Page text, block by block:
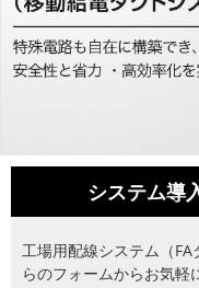
システム導
工場用配線システム（
らのフォームからお気軽